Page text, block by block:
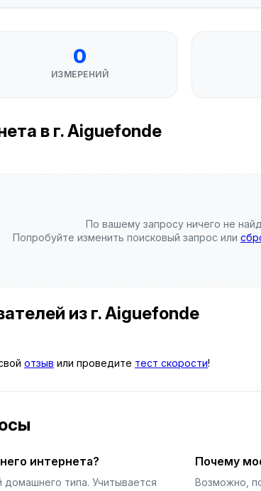
0
ИЗМЕРЕНИЙ
в г. Aiguefonde
По вашему запросу ничего не
Попробуйте изменить поисковый запрос или
из г. Aiguefonde
отзыв или проведите тест скорости!
интернета?
типа. Учитывается
Почему
Возможно,